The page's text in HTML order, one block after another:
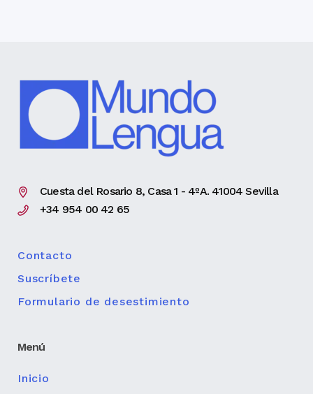
Cuesta del Rosario 8, Casa 1 - 4ºA. 41004 Sevilla
+34 954 00 42 65
Contacto
Suscríbete
Formulario de desestimiento
Menú
Inicio